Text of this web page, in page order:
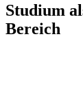
Studium
Bereich